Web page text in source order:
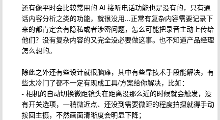
还有像平时会比较常用的 AI 接听电话功能也是没有的，只有通
话内容分析之类的功能，就很没用...正常有复杂内容需要记录下
来的都肯定会有隐私或者涉密问题，怎么可能把录音主动上传给
他们？没有复杂内容的又完全没必要做这事。也不知道产品经理
怎么想的。
除此之外还有些设计就很脑瘫，其中有些靠技术手段能解决，有
些太冷门了都不一定有现成工具/方案给你解决，比如：
- 相机的自动切换微距镜头在距离没那么近的时候就会触发，没
有开关选项，一稍微近点、还没到需要微距的程度拍摄就得手动
按回主摄，不然画面清晰度会明显下降；